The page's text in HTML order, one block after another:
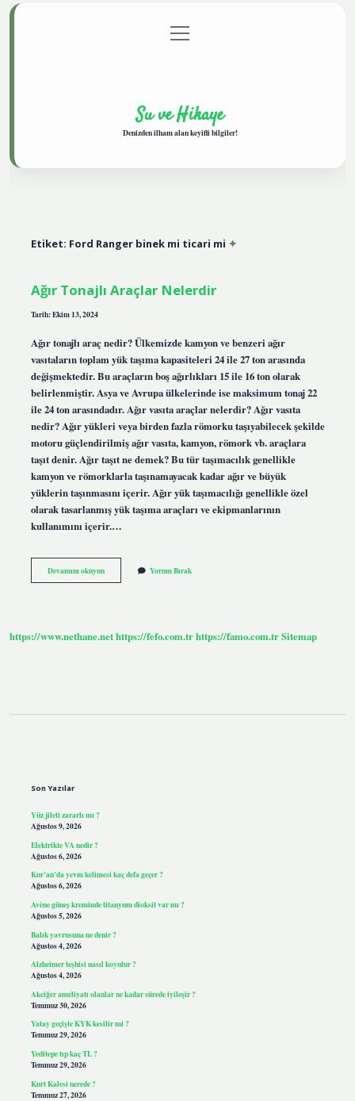
Gizlilik Politikası
menüyü
aç
Su ve Hikaye
Denizden ilham alan keyifli bilgiler!
Etiket: Ford Ranger binek mi ticari mi
Ağır Tonajlı Araçlar Nelerdir
Tarih: Ekim 13, 2024
Ağır tonajlı araç nedir? Ülkemizde kamyon ve benzeri ağır
vasıtaların toplam yük taşıma kapasiteleri 24 ile 27 ton arasında
değişmektedir. Bu araçların boş ağırlıkları 15 ile 16 ton olarak
belirlenmiştir. Asya ve Avrupa ülkelerinde ise maksimum tonaj 22
ile 24 ton arasındadır. Ağır vasıta araçlar nelerdir? Ağır vasıta
nedir? Ağır yükleri veya birden fazla römorku taşıyabilecek şekilde
motoru güçlendirilmiş ağır vasıta, kamyon, römork vb. araçlara
taşıt denir. Ağır taşıt ne demek? Bu tür taşımacılık genellikle
kamyon ve römorklarla taşınamayacak kadar ağır ve büyük
yüklerin taşınmasını içerir. Ağır yük taşımacılığı genellikle özel
olarak tasarlanmış yük taşıma araçları ve ekipmanlarının
kullanımını içerir.…
Devamını okuyunAğır
Tonajlı
Yorum Bırak
https://www.nethane.nethttps://fefo.com.trhttps://famo.com.trSitemap
Son Yazılar
Yüz jileti zararlı mı ?
Ağustos 9, 2026
Elektrikte VA nedir ?
Ağustos 6, 2026
Kur’an’da yevm kelimesi kaç defa geçer ?
Ağustos 6, 2026
Avène güneş kreminde titanyum dioksit var mı ?
Ağustos 5, 2026
Balık yavrusuna ne denir ?
Ağustos 4, 2026
Alzheimer teşhisi nasıl koyulur ?
Ağustos 4, 2026
Akciğer ameliyatı olanlar ne kadar sürede iyileşir ?
Temmuz 30, 2026
Yatay geçişte KYK kesilir mi ?
Temmuz 29, 2026
Yeditepe tıp kaç TL ?
Temmuz 29, 2026
Kurt Kalesi nerede ?
Temmuz 27, 2026